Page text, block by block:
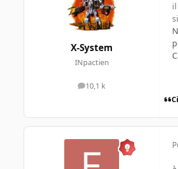
X-System
INpactien
10,1 k
messages